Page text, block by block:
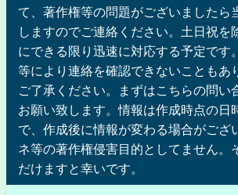
て、著作権等の問題がございましたら
しますのでご連絡ください。土日祝を
にできる限り迅速に対応する予定です
等により連絡を確認できないこともあ
ご了承ください。まずはこちらの問い
お願い致します。情報は作成時点の日
で、作成後に情報が変わる場合がござ
ネ等の著作権侵害目的としてません。
だけますと幸いです。